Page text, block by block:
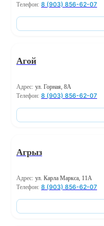
Телефон: 8 (903) 856-62-07
Агой
Адрес: ул. Горная, 8А
Телефон: 8 (903) 856-62-07
Агрыз
Адрес: ул. Карла Маркса, 11А
Телефон: 8 (903) 856-62-07